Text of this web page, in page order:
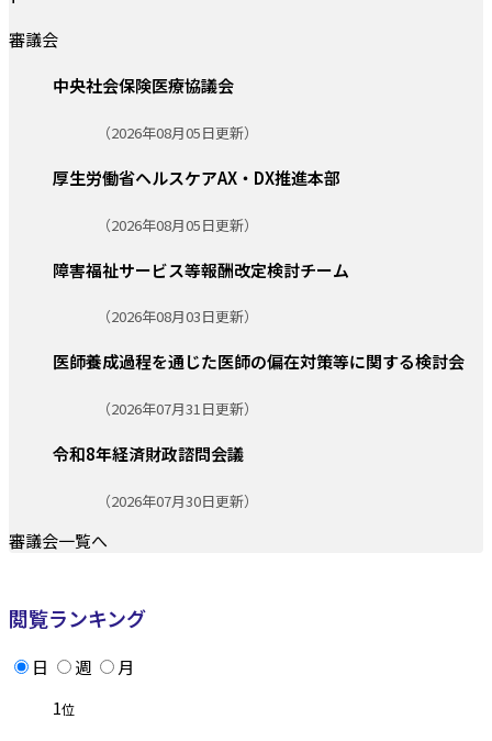
審議会
中央社会保険医療協議会
（2026年08月05日更新）
厚生労働省ヘルスケアAX・DX推進本部
（2026年08月05日更新）
障害福祉サービス等報酬改定検討チーム
（2026年08月03日更新）
医師養成過程を通じた医師の偏在対策等に関する検討会
（2026年07月31日更新）
令和8年経済財政諮問会議
（2026年07月30日更新）
審議会一覧へ
閲覧ランキング
日 週
月
1位